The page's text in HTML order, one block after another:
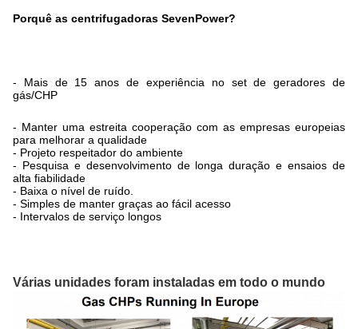
Porquê as centrifugadoras SevenPower?
- Mais de 15 anos de experiência no set de geradores de
gás/CHP
- Manter uma estreita cooperação com as empresas europeias
para melhorar a qualidade
- Projeto respeitador do ambiente
- Pesquisa e desenvolvimento de longa duração e ensaios de
alta fiabilidade
- Baixa o nível de ruído.
- Simples de manter graças ao fácil acesso
- Intervalos de serviço longos
Várias unidades foram instaladas em todo o mundo